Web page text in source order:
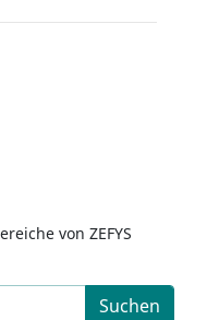
von ZEFYS
Suchen